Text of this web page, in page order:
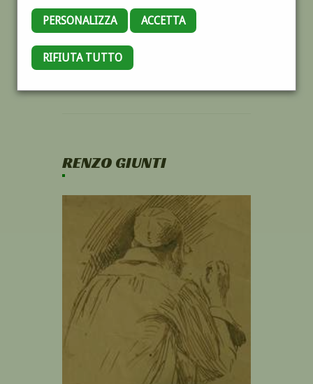
PERSONALIZZA ACCETTA
RIFIUTA TUTTO
RENZO GIUNTI